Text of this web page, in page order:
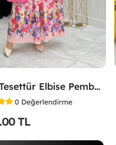
İpek Tesettür Elbise Pembe Pembe
0 Değerlendirme
TL